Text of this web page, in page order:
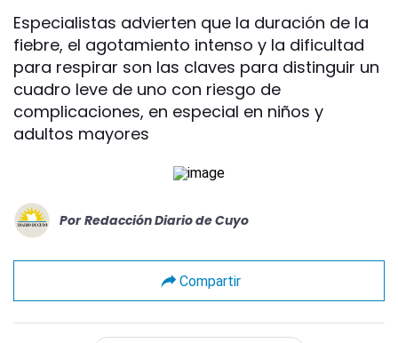
Especialistas advierten que la duración de la
fiebre, el agotamiento intenso y la dificultad
para respirar son las claves para distinguir un
cuadro leve de uno con riesgo de
complicaciones, en especial en niños y
adultos mayores
Por Redacción Diario de Cuyo
Compartir